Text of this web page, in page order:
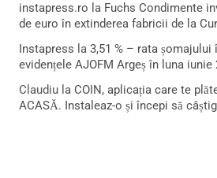
instapress.ro la Fuchs Condimente
de euro în extinderea fabricii de la
Instapress la 3,51 % – rata șomajului
evidențele AJOFM Argeș în luna iunie
Claudiu la COIN, aplicația care te
ACASĂ. Instaleaz-o și începi să